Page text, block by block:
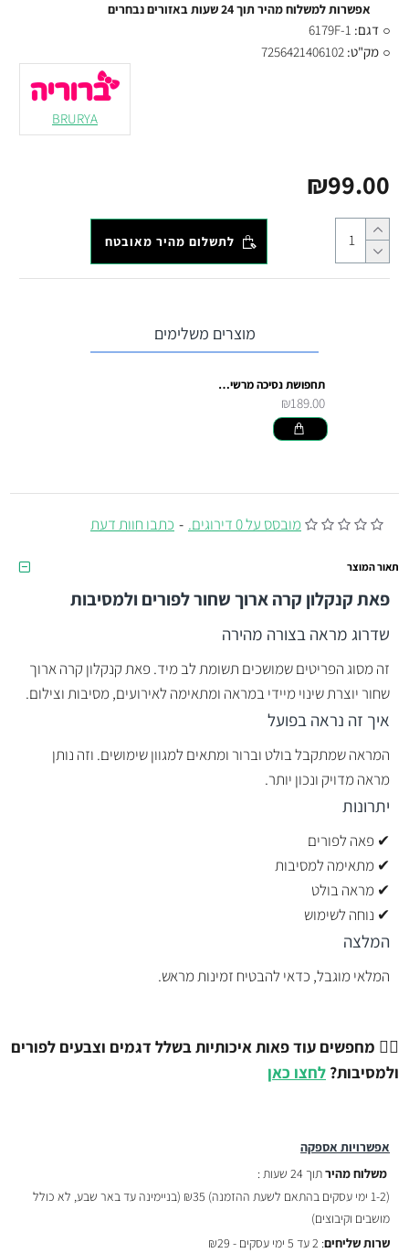
מובסס על 0 דירוגים. - כתבו חוות דעת
₪99.00
אפשרות למשלוח מהיר תוך 24 שעות באזורים נבחרים
דגם: 6179F-1
מק"ט: 7256421406102
BRURYA
לתשלום מהיר מאובטח
מוצרים משלימים
תחפושת נסיכה מרשימה ארוכה
₪189.00
אפשרויות אספקה
משלוח מהירתוך 24 שעות :
(1-2 ימי עסקים בהתאם לשעת ההזמנה)
₪35 (בניימינה עד באר שבע, לא כולל
מושבים וקיבוצים)
שרות שליחים: 2 עד 5 ימי עסקים - ₪29
💇‍♂️ מחפשים עוד פאות איכותיות בשלל דגמים וצבעים לפורים
ולמסיבות? לחצו כאן
תאור המוצר
פאת קנקלון קרה ארוך שחור לפורים ולמסיבות
שדרוג מראה בצורה מהירה
זה מסוג הפריטים שמושכים תשומת לב מיד. פאת קנקלון קרה ארוך
שחור יוצרת שינוי מיידי במראה ומתאימה לאירועים, מסיבות וצילום.
איך זה נראה בפועל
המראה שמתקבל בולט וברור ומתאים למגוון שימושים. וזה נותן
מראה מדויק ונכון יותר.
יתרונות
✔ פאה לפורים
✔ מתאימה למסיבות
✔ מראה בולט
✔ נוחה לשימוש
המלצה
המלאי מוגבל, כדאי להבטיח זמינות מראש.